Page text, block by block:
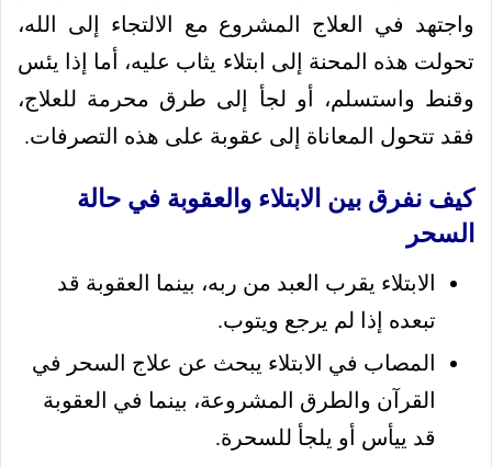
واجتهد في العلاج المشروع مع الالتجاء إلى الله،
تحولت هذه المحنة إلى ابتلاء يثاب عليه، أما إذا يئس
وقنط واستسلم، أو لجأ إلى طرق محرمة للعلاج،
فقد تتحول المعاناة إلى عقوبة على هذه التصرفات.
كيف نفرق بين الابتلاء والعقوبة في حالة
السحر
الابتلاء يقرب العبد من ربه، بينما العقوبة قد
تبعده إذا لم يرجع ويتوب.
المصاب في الابتلاء يبحث عن علاج السحر في
القرآن والطرق المشروعة، بينما في العقوبة
قد ييأس أو يلجأ للسحرة.